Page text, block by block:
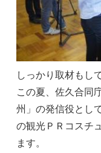
しっかり取材もし
この夏、佐久合同
州」の発信役とし
の観光ＰＲコスチ
ます。